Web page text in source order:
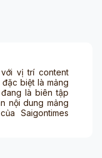
với vị trí content
biệt là mảng
là biên tập
nội dung mảng
Saigontimes